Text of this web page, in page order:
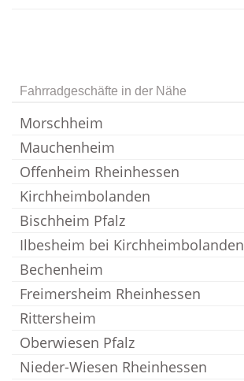
Fahrradgeschäfte in der Nähe
Morschheim
Mauchenheim
Offenheim Rheinhessen
Kirchheimbolanden
Bischheim Pfalz
Ilbesheim bei Kirchheimbolanden
Bechenheim
Freimersheim Rheinhessen
Rittersheim
Oberwiesen Pfalz
Nieder-Wiesen Rheinhessen